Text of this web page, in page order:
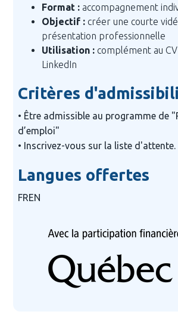
Format : accompagnement
Objectif : créer une courte
présentation professionnelle
Utilisation : complément au
LinkedIn
Critères
• Être admissible au programme de
d’emploi"
Langues offertes
FREN